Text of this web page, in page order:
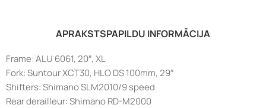
APRAKSTSPAPILDU INFORMĀCIJA
Frame: ALU 6061, 20″, XL
Fork: Suntour XCT30, HLO DS 100mm, 29″
Shifters: Shimano SLM2010/9 speed
Rear derailleur: Shimano RD-M2000